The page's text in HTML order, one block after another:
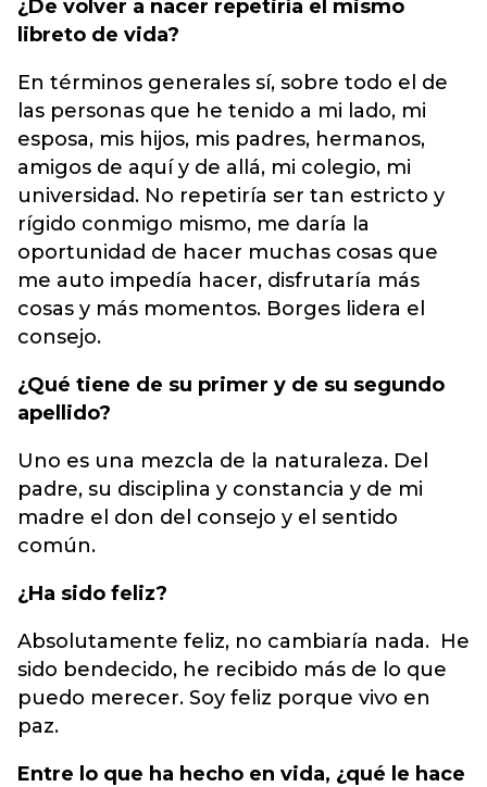
¿De volver a nacer repetiría el mismo
libreto de vida?
En términos generales sí, sobre todo el de
las personas que he tenido a mi lado, mi
esposa, mis hijos, mis padres, hermanos,
amigos de aquí y de allá, mi colegio, mi
universidad. No repetiría ser tan estricto y
rígido conmigo mismo, me daría la
oportunidad de hacer muchas cosas que
me auto impedía hacer, disfrutaría más
cosas y más momentos. Borges lidera el
consejo.
¿Qué tiene de su primer y de su segundo
apellido?
Uno es una mezcla de la naturaleza. Del
padre, su disciplina y constancia y de mi
madre el don del consejo y el sentido
común.
¿Ha sido feliz?
Absolutamente feliz, no cambiaría nada. He
sido bendecido, he recibido más de lo que
puedo merecer. Soy feliz porque vivo en
paz.
Entre lo que ha hecho en vida, ¿qué le hace